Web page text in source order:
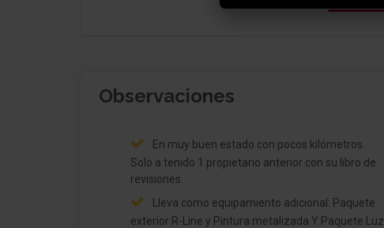
táctil, Radio/Lector de CD, MP3, Bluetooth)
Conector-multimedia 2 x USB (Modelo C)
delante
App-Connect
Observaciones
En muy buen estado con pocos kilómetros.
Solo a tenido 1 propietario anterior con su libro de
revisiones.
Lleva como equipamiento adicional: Paquete
exterior R-Line y Pintura metalizada Y Paquete Luz